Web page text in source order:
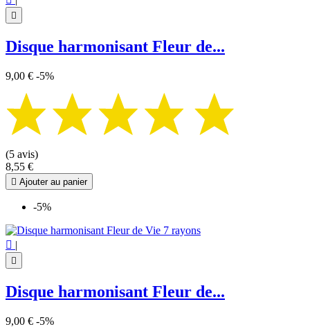

Disque harmonisant Fleur de...
9,00 € -5%
(5 avis)
8,55 €
 Ajouter au panier
-5%
 |

Disque harmonisant Fleur de...
9,00 € -5%